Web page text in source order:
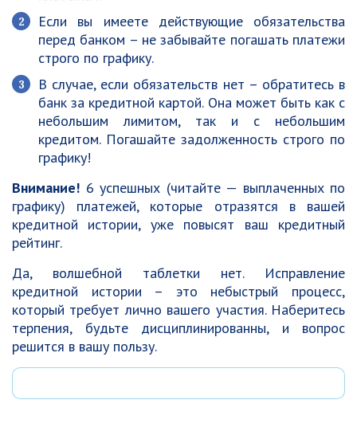
Если вы имеете действующие обязательства
перед банком – не забывайте погашать платежи
строго по графику.
В случае, если обязательств нет – обратитесь в
банк за кредитной картой. Она может быть как с
небольшим лимитом, так и с небольшим
кредитом. Погашайте задолженность строго по
графику!
Внимание! 6 успешных (читайте — выплаченных по
графику) платежей, которые отразятся в вашей
кредитной истории, уже повысят ваш кредитный
рейтинг.
Да, волшебной таблетки нет. Исправление
кредитной истории – это небыстрый процесс,
который требует лично вашего участия. Наберитесь
терпения, будьте дисциплинированны, и вопрос
решится в вашу пользу.